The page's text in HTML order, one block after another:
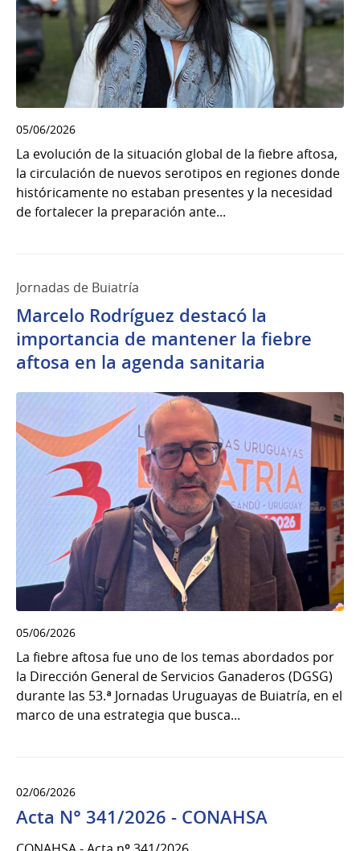
05/06/2026
La evolución de la situación global de la fiebre aftosa,
la circulación de nuevos serotipos en regiones donde
históricamente no estaban presentes y la necesidad
de fortalecer la preparación ante...
Jornadas de Buiatría
Marcelo Rodríguez destacó la
importancia de mantener la fiebre
aftosa en la agenda sanitaria
05/06/2026
La fiebre aftosa fue uno de los temas abordados por
la Dirección General de Servicios Ganaderos (DGSG)
durante las 53.ª Jornadas Uruguayas de Buiatría, en el
marco de una estrategia que busca...
02/06/2026
Acta N° 341/2026 - CONAHSA